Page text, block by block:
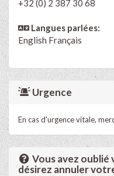
+32 (0) 2 387 30 68
Langues parlées:
English Français
Urgence
En cas d'urgence vitale,
Vous avez
désirez annuler